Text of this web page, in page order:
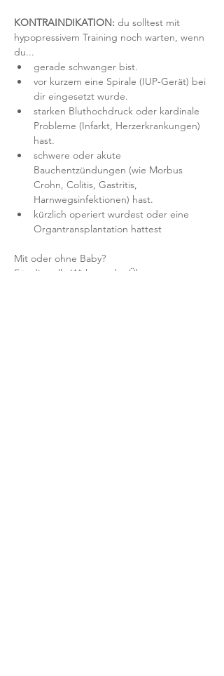
KONTRAINDIKATION: du solltest mit
hypopressivem Training noch warten, wenn
du...
gerade schwanger bist.
vor kurzem eine Spirale (IUP-Gerät) bei
dir eingesetzt wurde.
starken Bluthochdruck oder kardinale
Probleme (Infarkt, Herzerkrankungen)
hast.
schwere oder akute
Bauchentzündungen (wie Morbus
Crohn, Colitis, Gastritis,
Harnwegsinfektionen) hast.
kürzlich operiert wurdest oder eine
Organtransplantation hattest
Mit oder ohne Baby?
Für die volle Wirkung der Übungen